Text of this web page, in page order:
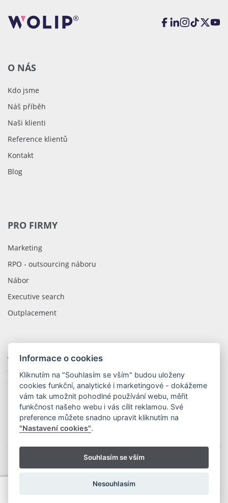
O NÁS
Kdo jsme
Náš příběh
Naši klienti
Reference klientů
Kontakt
Blog
PRO FIRMY
Marketing
RPO - outsourcing náboru
Nábor
Executive search
Outplacement
WOLIP CZECH REPUBLIC
tř. Kosmonautů 1288/1
779 00 Olomouc
Česká Republika
Copyright © 2026 WOLIP s.r.o.| Ochrana osobních údajů
Vytvořil OLC Webdesign
Informace o cookies
Kliknutím na "Souhlasím se vším" budou uloženy
cookies funkční, analytické i marketingové - dokážeme
vám tak umožnit pohodlné používání webu, měřit
funkčnost našeho webu i vás cílit reklamou. Své
preference můžete snadno upravit kliknutím na
"Nastavení cookies".
Souhlasím se vším
Nesouhlasím